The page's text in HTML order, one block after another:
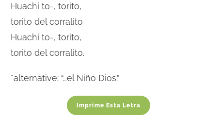
Huachi to-, torito,
torito del corralito
Huachi to-, torito,
torito del corralito.
*alternative: “…el Niño Dios.”
Imprime Esta Letra